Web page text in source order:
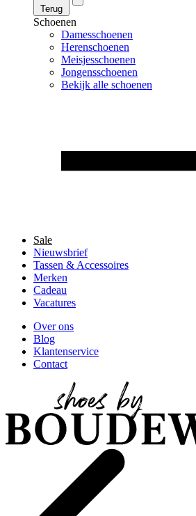
Terug
Schoenen
Damesschoenen
Herenschoenen
Meisjesschoenen
Jongensschoenen
Bekijk alle schoenen
Sale
Nieuwsbrief
Tassen & Accessoires
Merken
Cadeau
Vacatures
Over ons
Blog
Klantenservice
Contact